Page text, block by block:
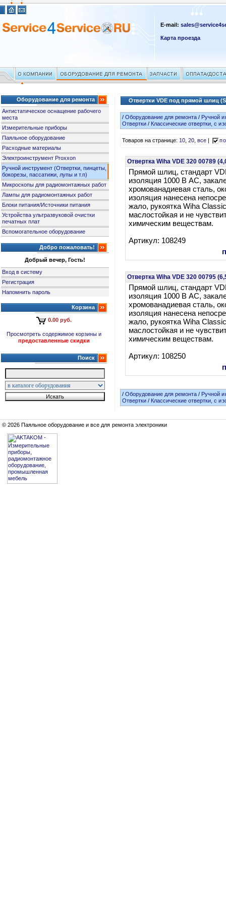
E-mail:
Карта проезда
Оборудование для ремонта
Антистатическое оснащение рабочего
места
Измерительные приборы
Паяльное оборудование
Расходные материалы
Электроинструмент Proxxon
Ручной инструмент (Отвертки, пинцеты,
бокорезы, пассатижи, лупы и т.п)
Микроскопы для радиомонтажных работ
Лампы для радиомонтажных работ
Блоки питания/Источники питания
Устройства ультразвуковой очистки
печатных плат
Вспомогательное оборудование
Добро пожаловать!
Добрый вечер, Гость!
Вход в систему
Регистрация
Напомнить пароль
Корзина
0.00 руб.
Просмотреть содержимое корзины и
предоставленные скидки
Поиск
Отвертки VDE под прямой шлиц
/Оборудование для ремонта / Ручной
Отвертки/ Классические отвертки, с
Товаров на странице:10,20,все
Отвертка Wiha VDE 320 00789
Прямой шлиц, стандарт
изоляция 1000 В АС,
хромованадиевая сталь,
изоляция нанесена
жало, рукоятка Wiha
маслостойкая и не
химическим веществам.
Артикул: 108249
Отвертка Wiha VDE 320 00795
Прямой шлиц, стандарт
изоляция 1000 В АС,
хромованадиевая сталь,
изоляция нанесена
жало, рукоятка Wiha
маслостойкая и не
химическим веществам.
Артикул: 108250
/Оборудование для ремонта / Ручной
Отвертки/ Классические отвертки, с
© 2026 Паяльное оборудование и все для ремонта электроники